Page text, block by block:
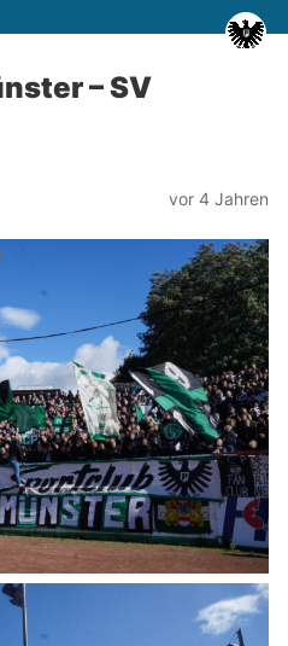
– SV
vor 4 Jahren